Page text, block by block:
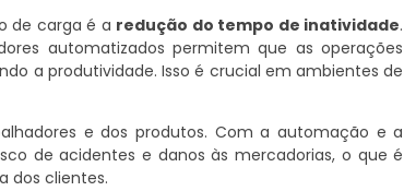
de carga é a redução do tempo de inatividade.
automatizados permitem que as operações
a produtividade. Isso é crucial em ambientes de
e dos produtos. Com a automação e a
de acidentes e danos às mercadorias, o que é
dos clientes.